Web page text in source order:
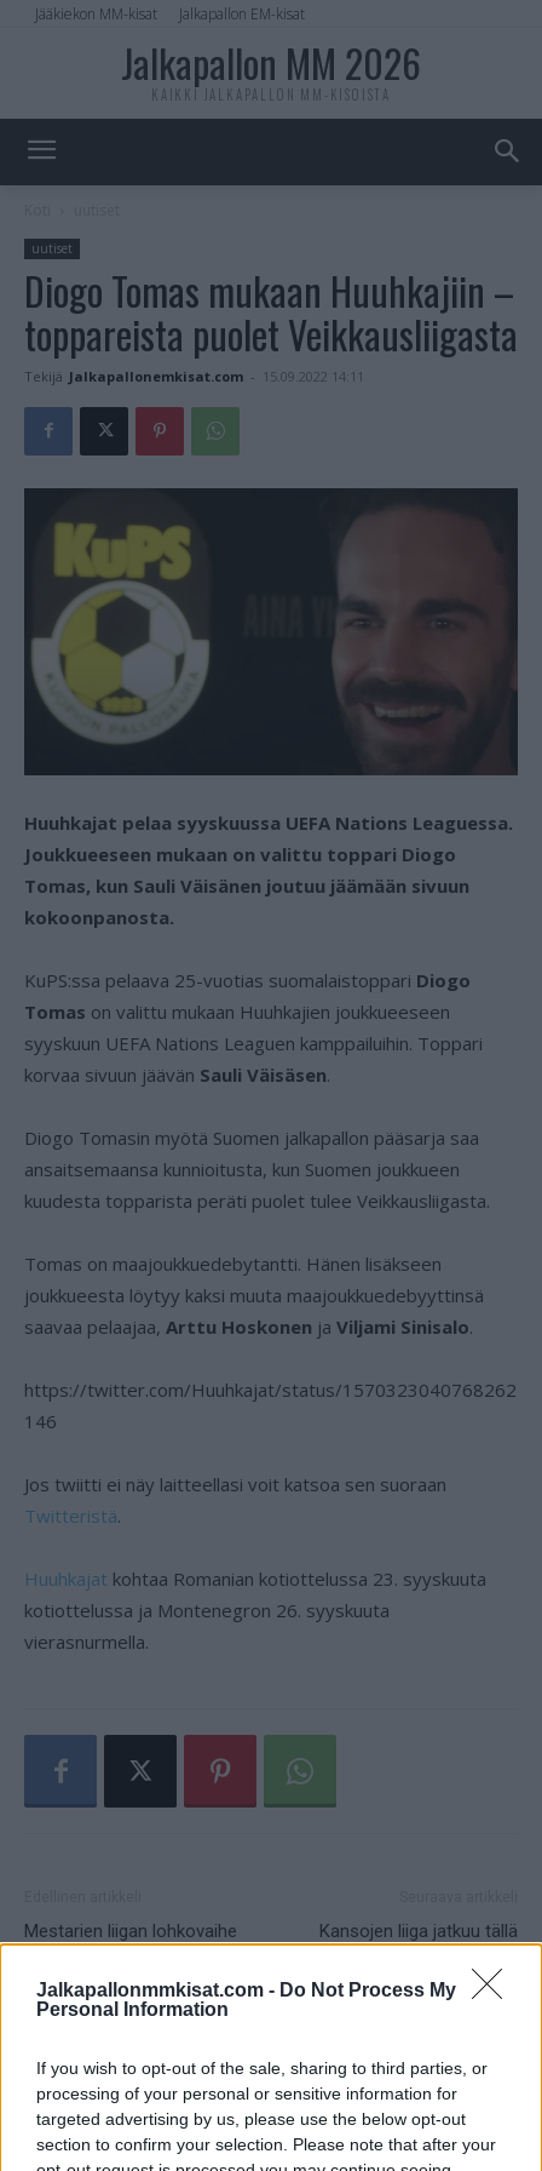
Jalkapallonmmkisat.com - Do Not Process My
Personal Information
If you wish to opt-out of the sale, sharing to third parties, or
processing of your personal or sensitive information for
targeted advertising by us, please use the below opt-out
section to confirm your selection. Please note that after your
Jääkiekon MM-kisat Jalkapallon EM-kisat
Jalkapallon MM 2026
KAIKKI JALKAPALLON MM-KISOISTA
uutiset
Diogo Tomas mukaan Huuhkajiin –
toppareista puolet Veikkausliigasta
Tekijä Jalkapallonemkisat.com - 15.09.2022 14:11
Huuhkajat pelaa syyskuussa UEFA Nations Leaguessa.
Joukkueeseen mukaan on valittu toppari Diogo
Tomas, kun Sauli Väisänen joutuu jäämään sivuun
kokoonpanosta.
KuPS:ssa pelaava 25-vuotias suomalaistoppari Diogo
Tomas on valittu mukaan Huuhkajien joukkueeseen
syyskuun UEFA Nations Leaguen kamppailuihin. Toppari
korvaa sivuun jäävän Sauli Väisäsen.
Diogo Tomasin myötä Suomen jalkapallon pääsarja saa
ansaitsemaansa kunnioitusta, kun Suomen joukkueen
kuudesta topparista peräti puolet tulee Veikkausliigasta.
Tomas on maajoukkuedebytantti. Hänen lisäkseen
joukkueesta löytyy kaksi muuta maajoukkuedebyyttinsä
saavaa pelaajaa, Arttu Hoskonen ja Viljami Sinisalo.
https://twitter.com/Huuhkajat/status/1570323040768262
146
Jos twiitti ei näy laitteellasi voit katsoa sen suoraan
Twitteristä.
Huuhkajat kohtaa Romanian kotiottelussa 23. syyskuuta
kotiottelussa ja Montenegron 26. syyskuuta
vierasnurmella.
Mestarien liigan lohkovaihe
Shakhtar Donetsk lohko F:ssä
sekoittajana
Kansojen liiga jatkuu tällä
Huuhkajat lähtee otteluihinsa
LIITTYVÄT ARTIKKELIT LISÄÄ TEKIJÄLTÄ
Jalkapallon MM-kisat 2026